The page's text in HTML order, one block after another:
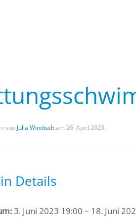
springen
von Julia Windischam 26. April 2023.
Details
3. Juni 2023 19:00 – 18. Juni